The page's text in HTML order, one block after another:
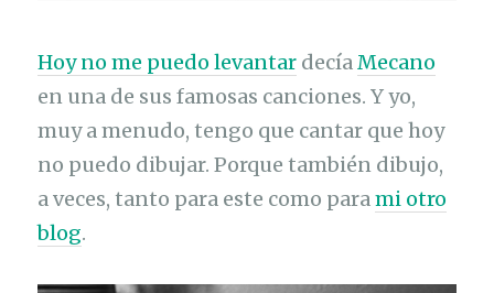
Hoy no me puedo levantar decía Mecano
en una de sus famosas canciones. Y yo,
muy a menudo, tengo que cantar que hoy
no puedo dibujar. Porque también dibujo,
a veces, tanto para este como parami otro
blog.